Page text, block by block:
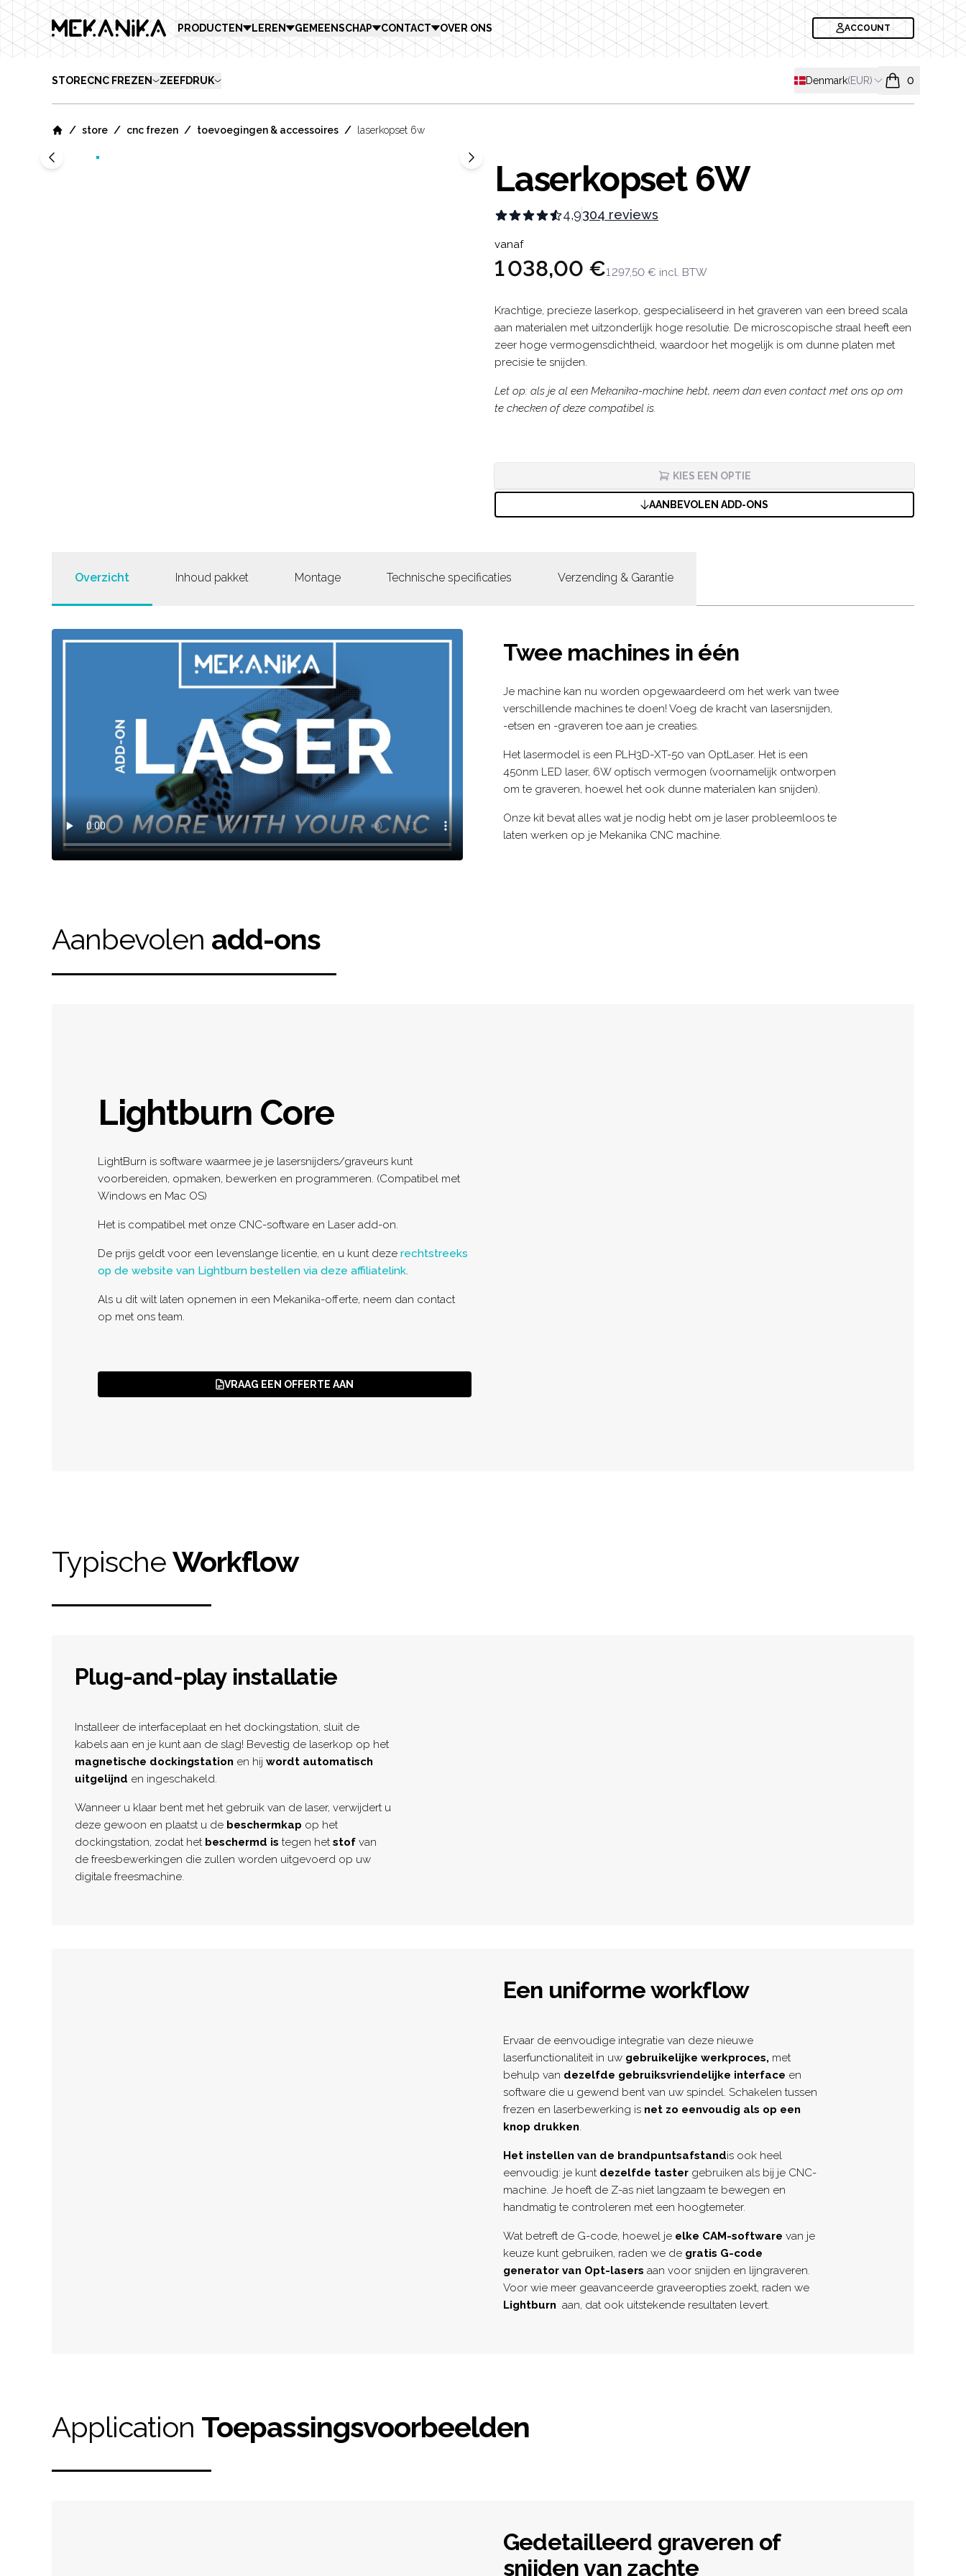
MEKANIKA PRODUCTEN LEREN GEMEENSCHAP CONTACT OVER ONS ACCOUNT
STORECNC FREZEN ZEEFDRUK Shipping country
Denmark(EUR) 0
items in cart,
/ store / cnc frezen / toevoegingen & accessoires / laserkopset 6w
Laserkopset 6W
4,9304 reviews
Product information
vanaf
1 038,00 €1 297,50 € incl. BTW
Description
Krachtige, precieze laserkop, gespecialiseerd in het graveren van een breed scala
aan materialen met uitzonderlijk hoge resolutie. De microscopische straal heeft een
zeer hoge vermogensdichtheid, waardoor het mogelijk is om dunne platen met
precisie te snijden.
Let op: als je al een Mekanika-machine hebt, neem dan even contact met ons op om
te checken of deze compatibel is.
KIES EEN OPTIE
AANBEVOLEN ADD-ONS
Overzicht Inhoud pakket Montage Technische specificaties Verzending & Garantie
Twee machines in één
Je machine kan nu worden opgewaardeerd om het werk van twee
verschillende machines te doen! Voeg de kracht van lasersnijden,
-etsen en -graveren toe aan je creaties.
Het lasermodel is een PLH3D-XT-50 van OptLaser. Het is een
450nm LED laser, 6W optisch vermogen (voornamelijk ontworpen
om te graveren, hoewel het ook dunne materialen kan snijden).
Onze kit bevat alles wat je nodig hebt om je laser probleemloos te
laten werken op je Mekanika CNC machine.
Aanbevolen add-ons
Lightburn Core
Product information
Description
LightBurn is software waarmee je je lasersnijders/graveurs kunt
voorbereiden, opmaken, bewerken en programmeren. (Compatibel met
Windows en Mac OS)
Het is compatibel met onze CNC-software en Laser add-on.
De prijs geldt voor een levenslange licentie, en u kunt deze rechtstreeks
op de website van Lightburn bestellen via deze affiliatelink.
Als u dit wilt laten opnemen in een Mekanika-offerte, neem dan contact
op met ons team.
VRAAG EEN OFFERTE AAN
TypischeWorkflow
Plug-and-play installatie
Installeer de interfaceplaat en het dockingstation, sluit de
kabels aan en je kunt aan de slag! Bevestig de laserkop op het
magnetische dockingstation en hij wordt automatisch
uitgelijnd en ingeschakeld.
Wanneer u klaar bent met het gebruik van de laser, verwijdert u
deze gewoon en plaatst u de beschermkap op het
dockingstation, zodat hetbeschermd is tegen hetstof van
de freesbewerkingen die zullen worden uitgevoerd op uw
digitale freesmachine.
Een uniforme workflow
Ervaar de eenvoudige integratie van deze nieuwe
laserfunctionaliteit in uwgebruikelijke werkproces, met
behulp van dezelfde gebruiksvriendelijke interface en
software die u gewend bent van uw spindel. Schakelen tussen
frezen en laserbewerking is net zo eenvoudig als op een
knop drukken.
Het instellen van de brandpuntsafstandis ook heel
eenvoudig: je kunt dezelfde tastergebruiken als bij je CNC-
machine. Je hoeft de Z-as niet langzaam te bewegen en
handmatig te controleren met een hoogtemeter.
Wat betreft de G-code, hoewel je elke CAM-software van je
keuze kunt gebruiken, raden we de gratis G-code
generator van Opt-lasers aan voor snijden en lijngraveren.
Voor wie meer geavanceerde graveeropties zoekt, raden we
Lightburn aan, dat ook uitstekende resultaten levert.
Application Toepassingsvoorbeelden
Gedetailleerd graveren of
snijden van zachte